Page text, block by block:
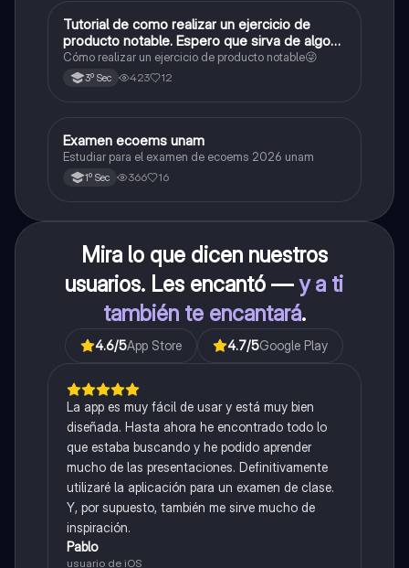
Matemáticas
Tutorial de como realizar un ejercicio de
producto notable. Espero que sirva de algo💕
😜
Cómo realizar un ejercicio de producto notable😜
3º Sec 423 12
Español
Examen ecoems unam
Estudiar para el examen de ecoems 2026 unam
1º Sec 366 16
Mira lo que dicen nuestros
usuarios. Les encantó —y a ti
también te encantará.
4.6/5App Store 4.7/5Google Play
La app es muy fácil de usar y está muy bien
diseñada. Hasta ahora he encontrado todo lo
que estaba buscando y he podido aprender
mucho de las presentaciones. Definitivamente
utilizaré la aplicación para un examen de clase.
Y, por supuesto, también me sirve mucho de
inspiración.
Pablo
usuario de iOS